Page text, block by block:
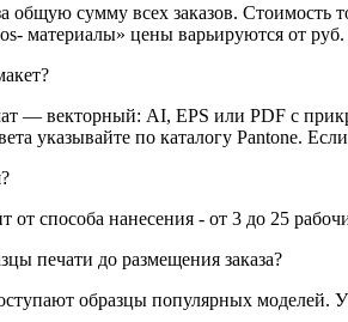
общую сумму всех заказов. Стоимость
материалы» цены варьируются от руб.
— векторный: AI, EPS или PDF с
указывайте по каталогу Pantone.
от способа нанесения - от 3 до 25
печати до размещения заказа?
образцы популярных моделей.